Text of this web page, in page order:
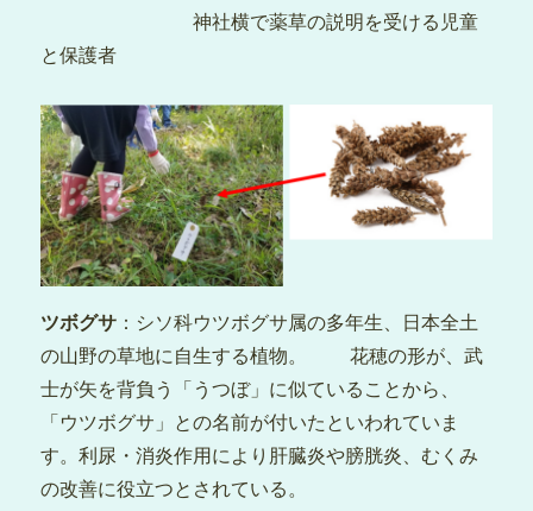
神社横で薬草の説明を受ける児童
と保護者
ツボグサ ：シソ科ウツボグサ属の多年生、日本全土
の山野の草地に自生する植物。 花穂の形が、武
士が矢を背負う「うつぼ」に似ていることから、
「ウツボグサ」との名前が付いたといわれていま
す。利尿・消炎作用により肝臓炎や膀胱炎、むくみ
の改善に役立つとされている。